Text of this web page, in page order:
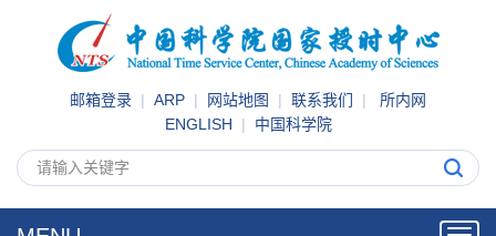
邮箱登录 | ARP | 网站地图 | 联系我们 | 所内网
ENGLISH | 中国科学院